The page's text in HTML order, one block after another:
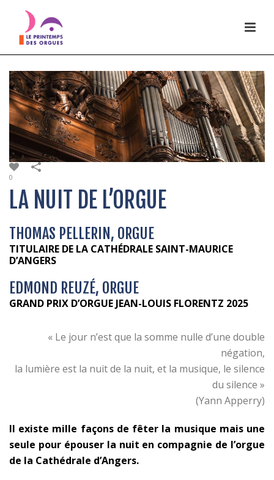
0
LA NUIT DE L’ORGUE
THOMAS PELLERIN, ORGUE
TITULAIRE DE LA CATHÉDRALE SAINT-MAURICE
D’ANGERS
EDMOND REUZÉ, ORGUE
GRAND PRIX D’ORGUE JEAN-LOUIS FLORENTZ 2025
« Le jour n’est que la somme nulle d’une double
négation,
la lumière est la nuit de la nuit, et la musique, le silence
du silence »
(Yann Apperry)
Il existe mille façons de fêter la musique mais une
seule pour épouser la nuit en compagnie de l’orgue
de la Cathédrale d’Angers.